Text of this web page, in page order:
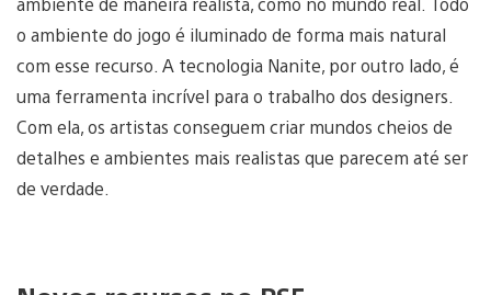
o ambiente do jogo é iluminado de forma mais natural
com esse recurso. A tecnologia Nanite, por outro lado, é
uma ferramenta incrível para o trabalho dos designers.
Com ela, os artistas conseguem criar mundos cheios de
detalhes e ambientes mais realistas que parecem até ser
de verdade.